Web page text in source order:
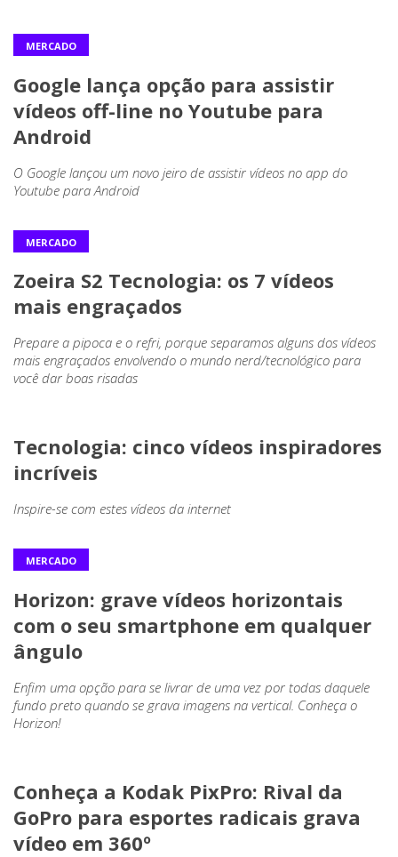
MERCADO
Google lança opção para assistir
vídeos off-line no Youtube para
Android
O Google lançou um novo jeiro de assistir vídeos no app do
Youtube para Android
MERCADO
Zoeira S2 Tecnologia: os 7 vídeos
mais engraçados
Prepare a pipoca e o refri, porque separamos alguns dos vídeos
mais engraçados envolvendo o mundo nerd/tecnológico para
você dar boas risadas
Tecnologia: cinco vídeos inspiradores
incríveis
Inspire-se com estes vídeos da internet
MERCADO
Horizon: grave vídeos horizontais
com o seu smartphone em qualquer
ângulo
Enfim uma opção para se livrar de uma vez por todas daquele
fundo preto quando se grava imagens na vertical. Conheça o
Horizon!
Conheça a Kodak PixPro: Rival da
GoPro para esportes radicais grava
vídeo em 360º